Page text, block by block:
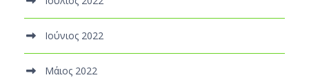
Ιούνιος 2022
Μάιος 2022